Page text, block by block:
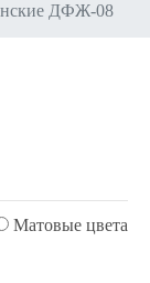
ДФЖ-08
Матовые цвета